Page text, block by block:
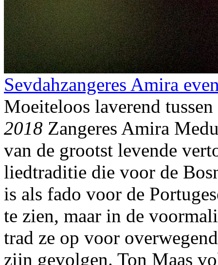
Sevdahzangeres Amira
Moeiteloos laverend
2018 Zangeres Amira
van de grootst levende
liedtraditie die voor de
is als fado voor de
te zien, maar in de
trad ze op voor
zijn gevolgen. Ton Maas